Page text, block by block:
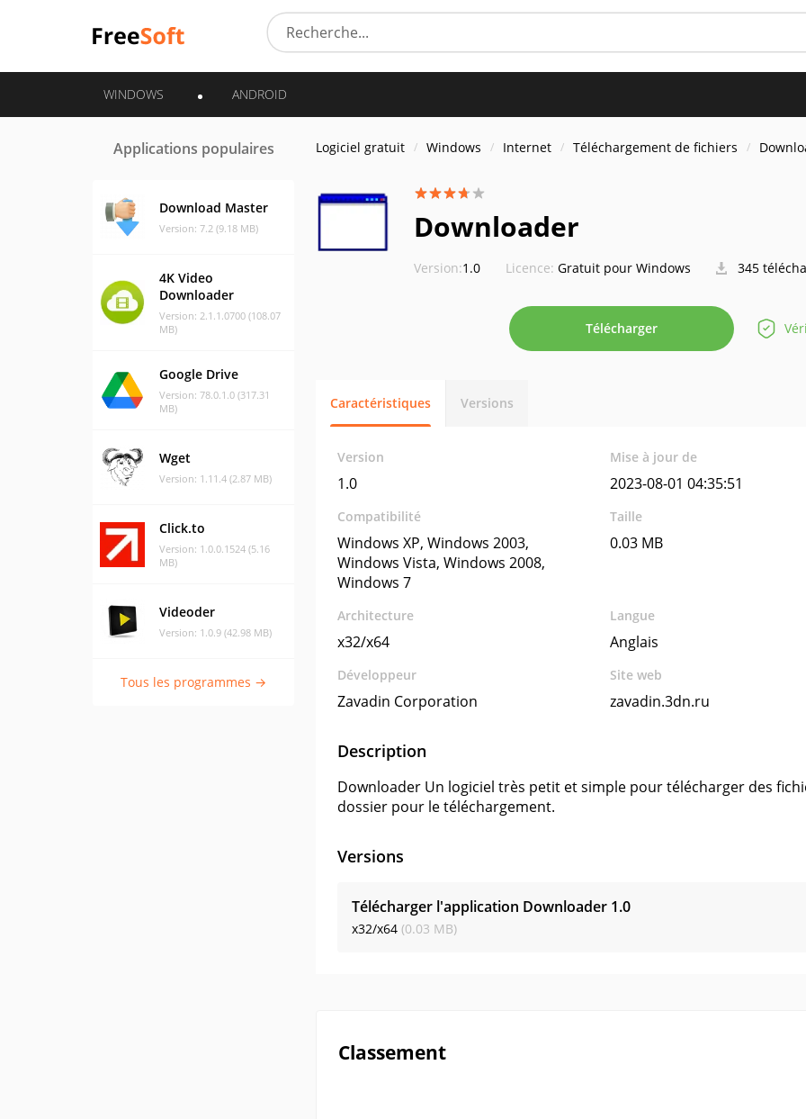
WINDOWS ANDROID
Applications populaires
Download Master
Version: 7.2 (9.18 MB)
4K Video
Downloader
Version: 2.1.1.0700 (108.07
MB)
Google Drive
Version: 78.0.1.0 (317.31
MB)
Wget
Version: 1.11.4 (2.87 MB)
Click.to
Version: 1.0.0.1524 (5.16
MB)
Videoder
Version: 1.0.9 (42.98 MB)
Tous les programmes →
Logiciel gratuit Windows Internet Téléchargement de fichiers
Downloader
Version:1.0 Licence: Gratuit pour Windows 345
Télécharger
Caractéristiques Versions
Version
1.0
Mise à jour de
2023-08-01 04:35:51
Compatibilité
Windows XP, Windows 2003,
Windows Vista, Windows 2008,
Windows 7
Taille
0.03 MB
Architecture
x32/x64
Langue
Anglais
Développeur
Zavadin Corporation
Site web
zavadin.3dn.ru
Description
Downloader Un logiciel très petit et simple pour télécharger des
dossier pour le téléchargement.
Versions
Télécharger l'application Downloader 1.0
x32/x64 (0.03 MB)
Classement